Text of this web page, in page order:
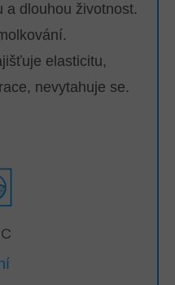
a dlouhou životnost.
elasticitu,
nevytahuje se.